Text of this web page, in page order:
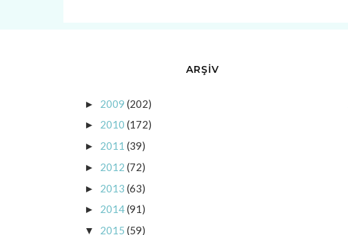
ARŞİV
► 2009 (202)
► 2010 (172)
► 2011 (39)
► 2012 (72)
► 2013 (63)
► 2014(91)
▼ 2015 (59)